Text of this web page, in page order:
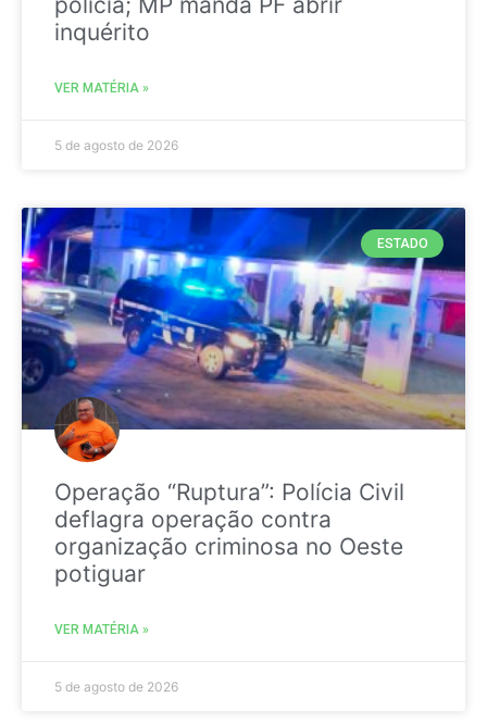
inquérito
VER MATÉRIA »
5 de agosto de 2026
ESTADO
Operação “Ruptura”: Polícia Civil
deflagra operação contra
organização criminosa no Oeste
potiguar
VER MATÉRIA »
5 de agosto de 2026